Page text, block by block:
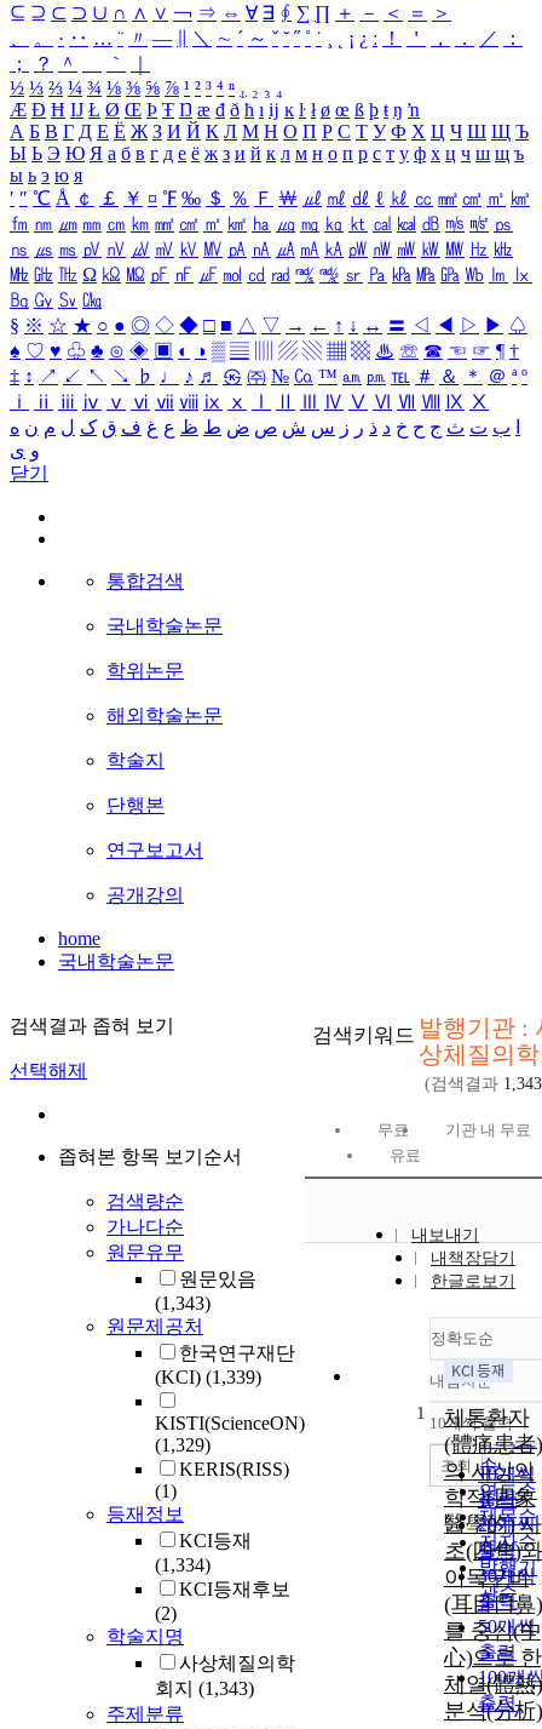
⊆ ⊇ ⊂ ⊃ ∪ ∩ ∧ ∨ ￢ ⇒ ⇔ ∀ ∃ ∮ ∑ ∏ ＋ － ＜ ＝
＞
、
。 · ‥ … ¨ 〃 ― ＼ ∼ ´ ～ ˇ ˘ ˝ ˚ ˙ ¸ ¡ ¿ ː ！ ＇ ， ． ／
：
；
？ ＾ ｀
½ ⅓ ⅔ ¼ ¾ ⅛ ⅜ ⅝ ⅞ ¹ ² ³ ⁴ ⁿ ₁ ₂ ₃ ₄
Æ Ð Ħ Ĳ Ł Ø Œ Þ Ŧ Ŋ æ đ ð ħ ı ĳ ĸ ŀ ł ø œ ß þ ŧ ŋ ŉ
А Б В Г Д Е Ё Ж З И Й К Л М Н О П Р С Т У Ф Х Ц Ч Ш Щ Ъ
Ы Ь Э Ю Я а б в г д е ё ж з и й к л м н о п р с т у ф х ц ч ш щ ъ
ы ь э ю я
′ ″ ℃ Å ￠ ￡ ￥ ¤ ℉ ‰ ＄ ％ Ｆ ￦ ㎕ ㎖ ㎗ ℓ ㎘ ㏄ ㎣ ㎤ ㎥ ㎦
㎙ ㎚ ㎛ ㎜ ㎝ ㎞ ㎟ ㎠ ㎡ ㎢ ㏊ ㎍ ㎎ ㎏ ㏏ ㎈ ㎉ ㏈ ㎧ ㎨ ㎰
㎱ ㎲ ㎳ ㎴ ㎵ ㎶ ㎷ ㎸ ㎹ ㎀ ㎁ ㎂ ㎃ ㎄ ㎺ ㎻ ㎽ ㎾ ㎿ ㎐ ㎑
㎒ ㎓ ㎔ Ω ㏀ ㏁ ㎊ ㎋ ㎌ ㏖ ㏅ ㎭ ㎮ ㎯ ㏛ ㎩ ㎪ ㎫ ㎬ ㏝ ㏐
㏓
㏃ ㏉ ㏜ ㏆
§ ※ ☆ ★ ○ ● ◎ ◇ ◆ □ ■ △ ▽ → ← ↑ ↓ ↔ 〓 ◁ ◀ ▷ ▶ ♤
♠ ♡ ♥ ♧ ♣ ⊙ ◈ ▣ ◐ ◑ ▒ ▤ ▨ ▧ ▦ ▩ ♨ ☏ ☎ ☜ ☞ ¶ †
‡ ↕ ↗ ↙ ↖ ↘ ♭ ♩ ♪ ♬ ㉿ ㈜ № ㏇ ™ ㏂ ㏘ ℡ ＃ ＆ ＊ ＠ ª º
ⅰ
ⅱ ⅲ ⅳ ⅴ ⅵ ⅶ ⅷ ⅸ ⅹ Ⅳ Ⅴ Ⅵ Ⅶ Ⅷ Ⅸ Ⅹ
ب ت ث ج ح خ د ذ ر ز س ش ص ض ط ظ ع غ ف ق ک ل م ن ه
و ی
닫기
통합검색
국내학술논문
학위논문
해외학술논문
학술지
단행본
연구보고서
공개강의
home
국내학술논문
검색결과 좁혀 보기
선택해제
좁혀본 항목 보기순서
검색량순
가나다순
원문유무
원문있음
(1,343)
원문제공처
한국연구재단
(KCI) (1,339)
KISTI(ScienceON)
(1,329)
KERIS(RISS)
(1)
등재정보
KCI등재
(1,334)
KCI등재후보
(2)
학술지명
사상체질의학
회지 (1,343)
주제분류
검색키워드 발행기관 :
상체질의
(검색결과 1,343
무료
기관 내 무료
유료
내보내기
내책장담기
한글로보기
정확도순
정확도
순
인기도
순
연도순
제목순
저자순
발행기
관순
내림차순
내림차
10개씩 출력
10개씩
출력
20개씩
출력
30개씩
출력
50개씩
출력
100개
출력
조회
1
체통환자
(體痛患者)
의 사상의
학적(四象
醫學的) 사
초(四焦)와
이목구비
(耳目口鼻)
를 중심(中
心)으로 한
체열(體熱)
분석(分析)